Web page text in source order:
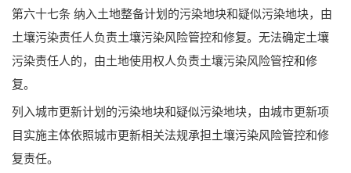
第六十七条 纳入土地整备计划的污染地块和疑似污染地块，由
土壤污染责任人负责土壤污染风险管控和修复。无法确定土壤
污染责任人的，由土地使用权人负责土壤污染风险管控和修
复。
列入城市更新计划的污染地块和疑似污染地块，由城市更新项
目实施主体依照城市更新相关法规承担土壤污染风险管控和修
复责任。